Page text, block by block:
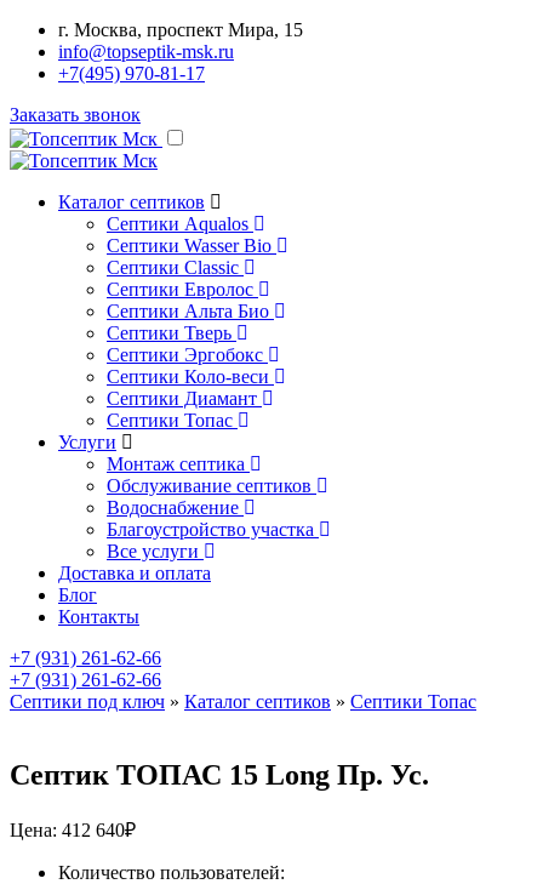
г. Москва, проспект Мира, 15
info@topseptik-msk.ru
+7(495) 970-81-17
Заказать звонок
Каталог септиков
Септики Aqualos
Септики Wasser Bio
Септики Classic
Септики Евролос
Септики Альта Био
Септики Тверь
Септики Эргобокс
Септики Коло-веси
Септики Диамант
Септики Топас
Услуги
Монтаж септика
Обслуживание септиков
Водоснабжение
Благоустройство участка
Все услуги
Доставка и оплата
Блог
Контакты
+7 (931) 261-62-66
+7 (931) 261-62-66
Септики под ключ » Каталог септиков » Септики Топас
Септик ТОПАС 15 Long Пр. Ус.
Цена: 412 640₽
Количество пользователей: